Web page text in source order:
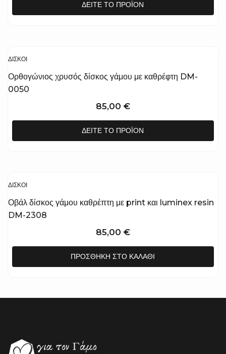
ΔΕΊΤΕ ΤΟ ΠΡΟΪΌΝ
ΔΊΣΚΟΙ
Ορθογώνιος χρυσός δίσκος γάμου με καθρέφτη DM-
0050
85,00 €
ΔΕΊΤΕ ΤΟ ΠΡΟΪΌΝ
ΔΊΣΚΟΙ
Οβάλ δίσκος γάμου καθρέπτη με print και luminex resin
DM-2308
85,00 €
ΠΡΟΣΘΉΚΗ ΣΤΟ ΚΑΛΆΘΙ